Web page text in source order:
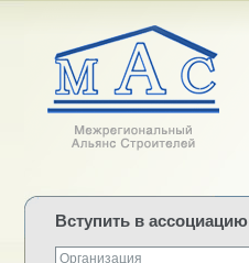
Вступить в ассоциацию